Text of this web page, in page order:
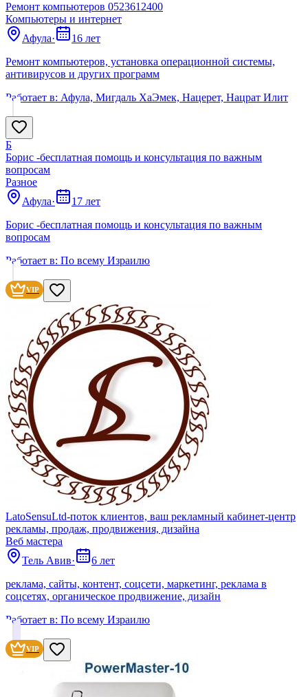
Ремонт компьютеров 0523612400
Компьютеры и интернет
Афула·
16 лет
Ремонт компьютеров, установка операционной системы,
антивирусов и других программ
Работает в: Афула, Мигдаль ХаЭмек, Нацерет, Нацрат Илит
Б
Борис -бесплатная помощь и консультация по важным
вопросам
Разное
Афула·
17 лет
Борис -бесплатная помощь и консультация по важным
вопросам
Работает в: По всему Израилю
VIP
LatoSensuLtd-поток клиентов, ваш рекламный кабинет-центр
рекламы, продаж, продвижения, дизайна
Веб мастера
Тель Авив·
6 лет
реклама, сайты, контент, соцсети, маркетинг, реклама в
соцсетях, органическое продвижение, дизайн
Работает в: По всему Израилю
VIP